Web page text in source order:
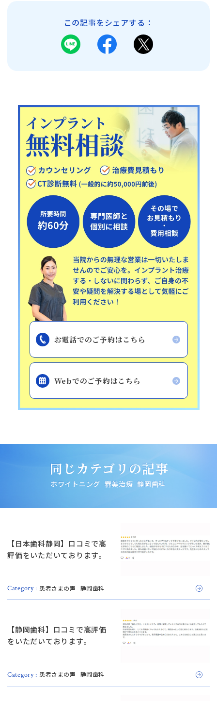
この記事をシェアする：
お電話でのご予約はこちら
Webでのご予約はこちら
同じカテゴリの記事
ホワイトニング 審美治療 静岡歯科
【日本歯科静岡】口コミで高
評価をいただいております。
Category : 患者さまの声 静岡歯科
【静岡歯科】口コミで高評価
をいただいております。
Category : 患者さまの声 静岡歯科